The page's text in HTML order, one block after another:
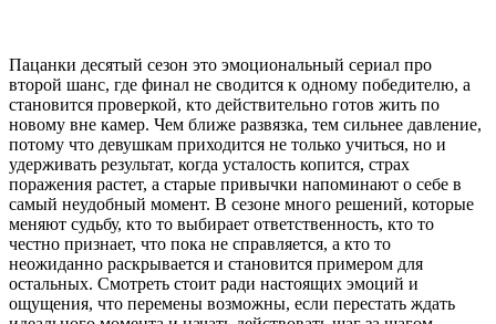
Пацанки десятый сезон это эмоциональный сериал про
второй шанс, где финал не сводится к одному победителю, а
становится проверкой, кто действительно готов жить по
новому вне камер. Чем ближе развязка, тем сильнее давление,
потому что девушкам приходится не только учиться, но и
удерживать результат, когда усталость копится, страх
поражения растет, а старые привычки напоминают о себе в
самый неудобный момент. В сезоне много решений, которые
меняют судьбу, кто то выбирает ответственность, кто то
честно признает, что пока не справляется, а кто то
неожиданно раскрывается и становится примером для
остальных. Смотреть стоит ради настоящих эмоций и
ощущения, что перемены возможны, если перестать ждать